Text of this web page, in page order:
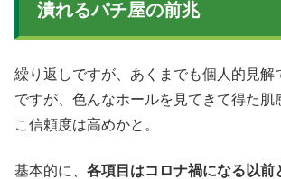
潰れるパチ屋の前兆
繰り返しですが、あくまでも個人的見解
ですが、色んなホールを見てきて得た肌
こ信頼度は高めかと。
基本的に、 各項目はコロナ禍になる以前